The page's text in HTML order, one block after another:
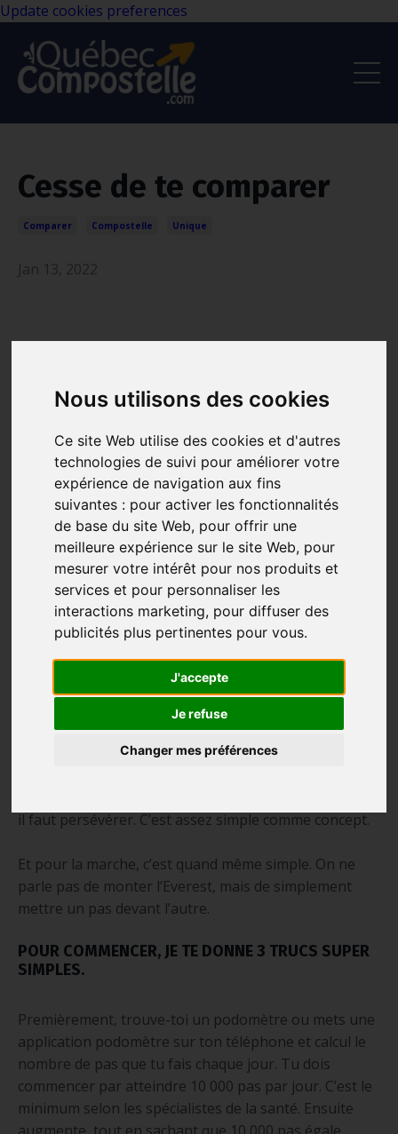
Nous utilisons des cookies
Ce site Web utilise des cookies et d'autres
technologies de suivi pour améliorer votre
expérience de navigation aux fins
suivantes : pour activer les fonctionnalités
de base du site Web, pour offrir une
meilleure expérience sur le site Web, pour
mesurer votre intérêt pour nos produits et
services et pour personnaliser les
interactions marketing, pour diffuser des
publicités plus pertinentes pour vous.
J'accepte
Je refuse
Changer mes préférences
Update cookies preferences
Cesse de te comparer
Comparer Compostelle Unique
Jan 13, 2022
Je suis fier de faire ce que je fais; aider les gens à
découvrir le bonheur de la rando-communautaire au
Québec ou Compostelle. Mais j’ai pas commencé à
faire des 25 km du jour au lendemain.
On commence tous par la première étape. Peu
importe notre activité. Tu crois que ton sportif
préféré est devenu un champion du jour au
lendemain? Mais non, il s’agit de préparation et
surtout de détermination. Peu importe ce que tu veux
faire dans la vie, si tu y mets ta détermination et
il faut persévérer. C’est assez simple comme concept.
Et pour la marche, c’est quand même simple. On ne
parle pas de monter l’Everest, mais de simplement
mettre un pas devant l’autre.
POUR COMMENCER, JE TE DONNE 3 TRUCS SUPER
SIMPLES.
Premièrement, trouve-toi un podomètre ou mets une
application podomètre sur ton téléphone et calcul le
nombre de pas que tu fais chaque jour. Tu dois
commencer par atteindre 10 000 pas par jour. C’est le
minimum selon les spécialistes de la santé. Ensuite